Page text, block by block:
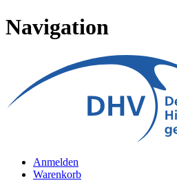
Navigation
Anmelden
Warenkorb